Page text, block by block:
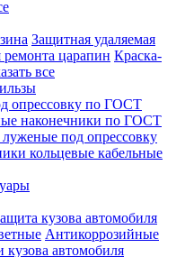
Защитная удаляемая
царапин Краска-
все
опрессовку по ГОСТ
наконечники по ГОСТ
под опрессовку
кольцевые кабельные
кузова автомобиля
Антикоррозийные
кузова автомобиля